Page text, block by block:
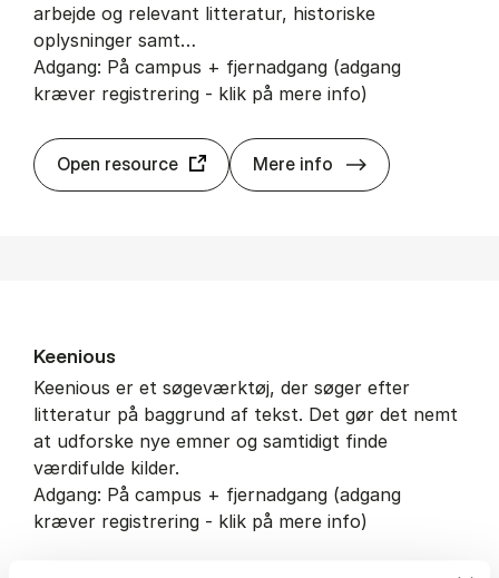
arbejde og relevant litteratur, historiske
oplysninger samt…
Adgang: På campus + fjernadgang (adgang
kræver registrering - klik på mere info)
Open resource Mere info Kar­nov
Ke­e­ni­ous
Keenious er et søgeværktøj, der søger efter
litteratur på baggrund af tekst. Det gør det nemt
at udforske nye emner og samtidigt finde
værdifulde kilder.
Adgang: På campus + fjernadgang (adgang
kræver registrering - klik på mere info)